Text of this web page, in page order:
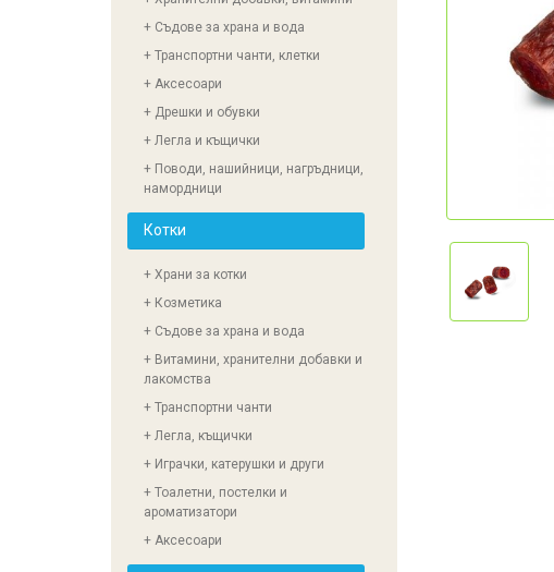
+ Съдове за храна и вода
+ Транспортни чанти, клетки
+ Аксесоари
+ Дрешки и обувки
+ Легла и къщички
+ Поводи, нашийници, нагръдници,
намордници
Котки
+ Храни за котки
+ Козметика
+ Съдове за храна и вода
+ Витамини, хранителни добавки и
лакомства
+ Транспортни чанти
+ Легла, къщички
+ Играчки, катерушки и други
+ Тоалетни, постелки и
ароматизатори
+ Аксесоари